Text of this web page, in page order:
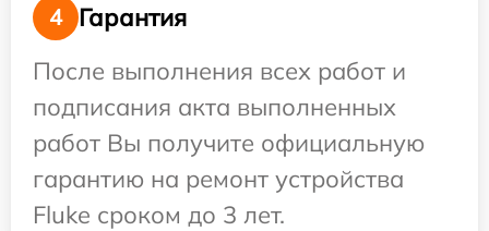
4
Гарантия
После выполнения всех работ и
подписания акта выполненных
работ Вы получите официальную
гарантию на ремонт устройства
Fluke сроком до 3 лет.